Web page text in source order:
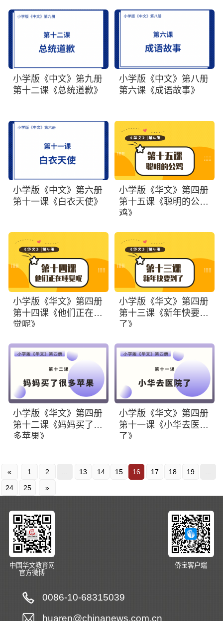
小学版《中文》第九册
第十二课《总统道歉》
小学版《中文》第八册
第六课《成语故事》
小学版《中文》第六册
第十一课《白衣天使》
小学版《华文》第四册
第十五课《聪明的公
鸡》
小学版《华文》第四册
第十四课《他们正在睡
觉呢》
小学版《华文》第四册
第十三课《新年快要到
了》
小学版《华文》第四册
第十二课《妈妈买了很
多苹果》
小学版《华文》第四册
第十一课《小华去医院
了》
« 1 2 ... 13 14 15 16 17 18 19
...
24
25 »
中国华文教育网
官方微博
侨宝客户端
0086-10-68315039
huaren@chinanews.com.cn